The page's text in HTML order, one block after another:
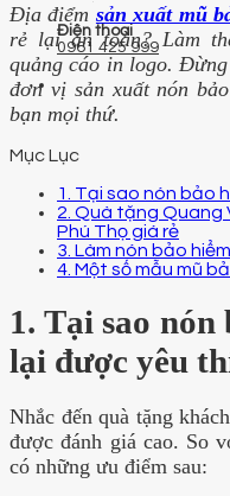
Điện thoại
0961 425 999
Địa điểm sản xuất mũ
rẻ lại an toàn? Làm
quảng cáo in logo.
đơn vị sản xuất nón
bạn mọi thứ.
Mục Lục
1. Tại sao nón bảo
2. Quà tặng Quang
Phú Thọ giá rẻ
3. Làm nón bảo
4. Một số mẫu mũ
1. Tại sao nón
lại được yêu
Nhắc đến quà tặng
được đánh giá cao. So
có những ưu điểm sau: